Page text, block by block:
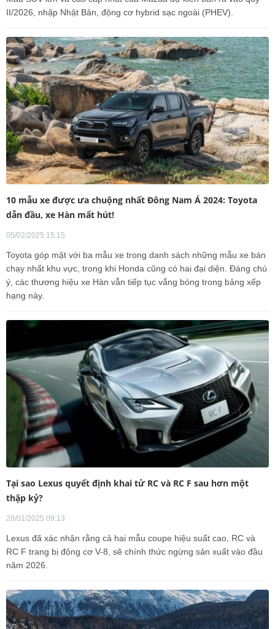
II/2026, nhập Nhật Bản, động cơ hybrid sạc ngoài (PHEV).
10 mẫu xe được ưa chuộng nhất Đông Nam Á 2024: Toyota
dẫn đầu, xe Hàn mất hút!
05/02/2025 15:15
Toyota góp mặt với ba mẫu xe trong danh sách những mẫu xe bán
chạy nhất khu vực, trong khi Honda cũng có hai đại diện. Đáng chú
ý, các thương hiệu xe Hàn vẫn tiếp tục vắng bóng trong bảng xếp
hạng này.
Tại sao Lexus quyết định khai tử RC và RC F sau hơn một
thập kỷ?
20/01/2025 09:13
Lexus đã xác nhận rằng cả hai mẫu coupe hiệu suất cao, RC và
RC F trang bị động cơ V-8, sẽ chính thức ngừng sản xuất vào đầu
năm 2026.